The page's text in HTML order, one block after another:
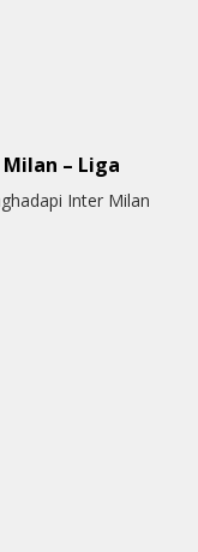
– Liga
Inter Milan